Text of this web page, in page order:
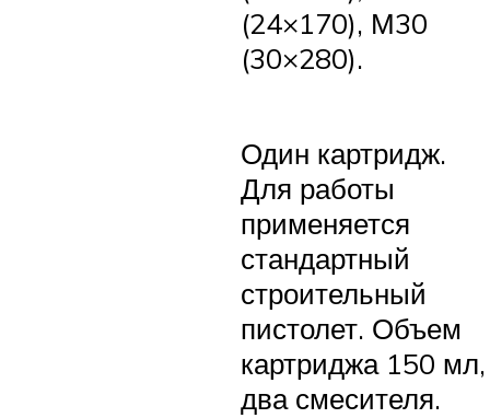
(24×170), М30
(30×280).
Один картридж.
Для работы
применяется
стандартный
строительный
пистолет. Объем
картриджа 150 мл,
два смесителя.